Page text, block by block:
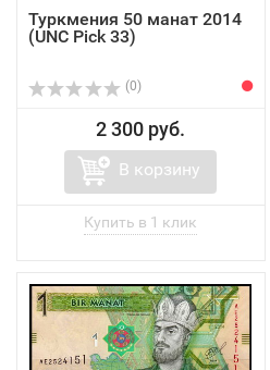
Туркмения 50 манат 2014
(UNC Pick 33)
(0)
2 300 руб.
В корзину